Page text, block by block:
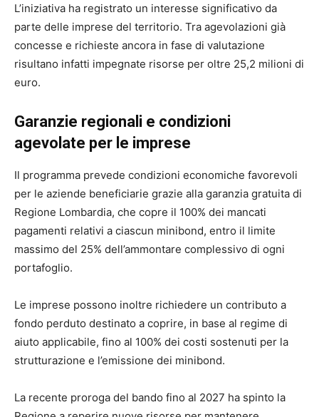
L’iniziativa ha registrato un interesse significativo da
parte delle imprese del territorio. Tra agevolazioni già
concesse e richieste ancora in fase di valutazione
risultano infatti impegnate risorse per oltre 25,2 milioni di
euro.
Garanzie regionali e condizioni
agevolate per le imprese
Il programma prevede condizioni economiche favorevoli
per le aziende beneficiarie grazie alla garanzia gratuita di
Regione Lombardia, che copre il 100% dei mancati
pagamenti relativi a ciascun minibond, entro il limite
massimo del 25% dell’ammontare complessivo di ogni
portafoglio.
Le imprese possono inoltre richiedere un contributo a
fondo perduto destinato a coprire, in base al regime di
aiuto applicabile, fino al 100% dei costi sostenuti per la
strutturazione e l’emissione dei minibond.
La recente proroga del bando fino al 2027 ha spinto la